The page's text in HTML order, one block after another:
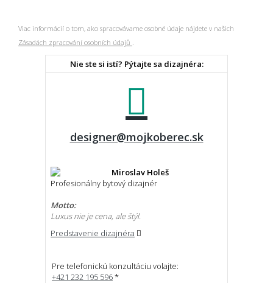
Viac informácií o tom, ako spracovávame osobné údaje nájdete v našich
Zásadách zpracování osobních údajů
Nie ste si istí? Pýtajte sa dizajnéra:
designer@mojkoberec.sk
Miroslav Holeš
Profesionálny bytový dizajnér
Motto:
Luxus nie je cena, ale štýl.
Predstavenie dizajnéra
Pre telefonickú konzultáciu volajte:
+421 232 195 596*